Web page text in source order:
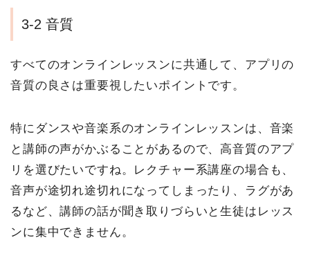
3-2 音質
すべてのオンラインレッスンに共通して、アプリの
音質の良さは重要視したいポイントです。
特にダンスや音楽系のオンラインレッスンは、音楽
と講師の声がかぶることがあるので、高音質のアプ
リを選びたいですね。レクチャー系講座の場合も、
音声が途切れ途切れになってしまったり、ラグがあ
るなど、講師の話が聞き取りづらいと生徒はレッス
ンに集中できません。